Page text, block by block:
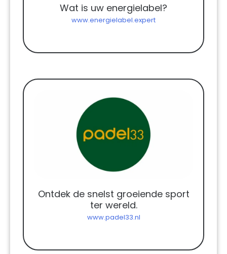
Wat is uw energielabel?
www.energielabel.expert
Ontdek de snelst groeiende sport
ter wereld.
www.padel33.nl